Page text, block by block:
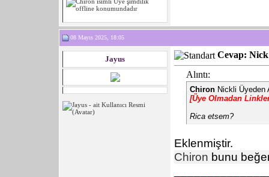
08 Mayıs 2025, 18:05
Jayus
Cevap:
Alıntı:
Chiron Nickli Üyeden
[Üye Olmadan
Rica etsem?
Eklenmiştir.
Chiron bunu